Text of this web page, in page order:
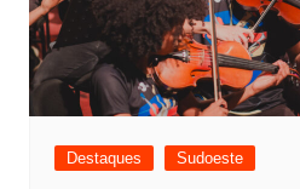
Destaques Sudoeste